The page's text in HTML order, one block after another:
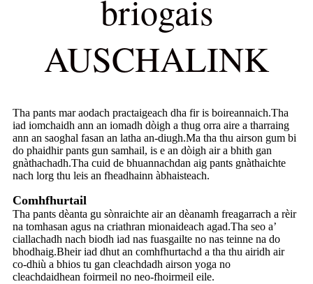
briogais
AUSCHALINK
Tha pants mar aodach practaigeach dha fir is boireannaich.Tha
iad iomchaidh ann an iomadh dòigh a thug orra aire a tharraing
ann an saoghal fasan an latha an-diugh.Ma tha thu airson gum bi
do phaidhir pants gun samhail, is e an dòigh air a bhith gan
gnàthachadh.Tha cuid de bhuannachdan aig pants gnàthaichte
nach lorg thu leis an fheadhainn àbhaisteach.
Comhfhurtail
Tha pants dèanta gu sònraichte air an dèanamh freagarrach a rèir
na tomhasan agus na criathran mionaideach agad.Tha seo a’
ciallachadh nach biodh iad nas fuasgailte no nas teinne na do
bhodhaig.Bheir iad dhut an comhfhurtachd a tha thu airidh air
co-dhiù a bhios tu gan cleachdadh airson yoga no
cleachdaidhean foirmeil no neo-fhoirmeil eile.